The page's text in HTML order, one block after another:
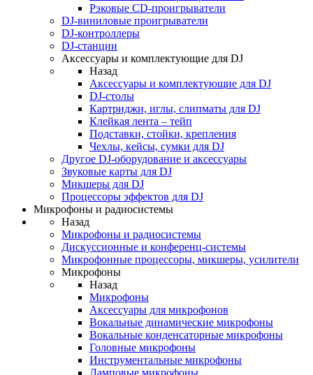
Рэковые CD-проигрыватели
DJ-виниловые проигрыватели
DJ-контроллеры
DJ-станции
Аксессуары и комплектующие для DJ
Назад
Аксессуары и комплектующие для DJ
DJ-столы
Картриджи, иглы, слипматы для DJ
Клейкая лента – тейп
Подставки, стойки, крепления
Чехлы, кейсы, сумки для DJ
Другое DJ-оборудование и аксессуары
Звуковые карты для DJ
Микшеры для DJ
Процессоры эффектов для DJ
Микрофоны и радиосистемы
Назад
Микрофоны и радиосистемы
Дискуссионные и конференц-системы
Микрофонные процессоры, микшеры, усилители
Микрофоны
Назад
Микрофоны
Аксессуары для микрофонов
Вокальные динамические микрофоны
Вокальные конденсаторные микрофоны
Головные микрофоны
Инструментальные микрофоны
Ламповые микрофоны